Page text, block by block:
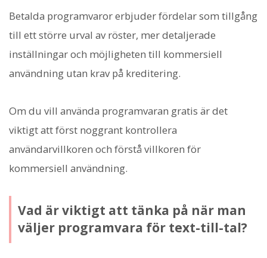
Betalda programvaror erbjuder fördelar som tillgång
till ett större urval av röster, mer detaljerade
inställningar och möjligheten till kommersiell
användning utan krav på kreditering.
Om du vill använda programvaran gratis är det
viktigt att först noggrant kontrollera
användarvillkoren och förstå villkoren för
kommersiell användning.
Vad är viktigt att tänka på när man
väljer programvara för text-till-tal?